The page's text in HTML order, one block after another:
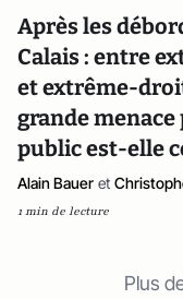
Après les
Calais : entre
et extrême-
grande menace
public est-elle
Alain Bauer et
1 min de lecture
Plus